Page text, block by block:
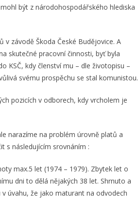
být z národohospodářského hlediska
závodě Škoda České Budějovice. A
skutečné pracovní činnosti, byť byla
KSČ, kdy členství mu – dle životopisu –
svému prospěchu se stal komunistou.
pozicích v odborech, kdy vrcholem je
narazíme na problém úrovně platů a
s následujícím srovnáním :
max.5 let (1974 – 1979). Zbytek let o
dni to dělá nějakých 38 let. Shrnuto a
úvahu, že jako maturant na odvodech